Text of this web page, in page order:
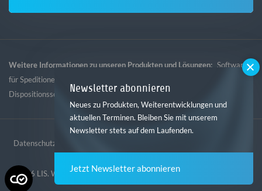
Weitere Informationen zu unseren Produkten und Lösungen: Software
für Speditionen
Dispositionssoftware
© 2026 LIS. Website erstellt von der Digitalagentur mindtwo
Datenschutz
Newsletter abonnieren
Neues zu Produkten, Weiterentwicklungen und
aktuellen Terminen. Bleiben Sie mit unserem
Newsletter stets auf dem Laufenden.
Jetzt Newsletter abonnieren